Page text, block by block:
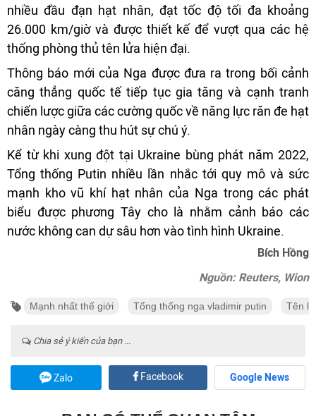
nhiều đầu đạn hạt nhân, đạt tốc độ tối đa khoảng
26.000 km/giờ và được thiết kế để vượt qua các hệ
thống phòng thủ tên lửa hiện đại.
Thông báo mới của Nga được đưa ra trong bối cảnh
căng thẳng quốc tế tiếp tục gia tăng và cạnh tranh
chiến lược giữa các cường quốc về năng lực răn đe hạt
nhân ngày càng thu hút sự chú ý.
Kể từ khi xung đột tại Ukraine bùng phát năm 2022,
Tổng thống Putin nhiều lần nhắc tới quy mô và sức
mạnh kho vũ khí hạt nhân của Nga trong các phát
biểu được phương Tây cho là nhằm cảnh báo các
nước không can dự sâu hơn vào tình hình Ukraine.
Bích Hồng
Nguồn: Reuters, Wion
Mạnh nhất thế giới Tổng thống nga vladimir putin Tên
Chia sẻ ý kiến của bạn ...
Zalo Facebook Google News